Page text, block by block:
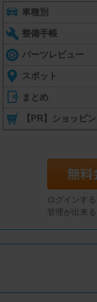
車種別
整備手帳
パーツレビュー
スポット
まとめ
【PR】ショッピ
ログインす
管理が出来